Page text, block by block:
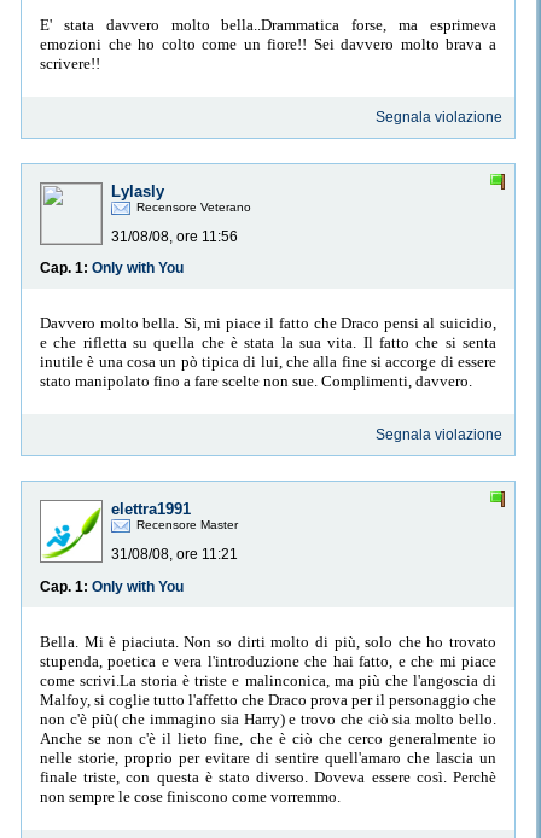
E' stata davvero molto bella..Drammatica forse, ma esprimeva
emozioni che ho colto come un fiore!! Sei davvero molto brava a
scrivere!!
Segnala violazione
Lylasly
Recensore Veterano
31/08/08, ore 11:56
Cap. 1: Only with You
Davvero molto bella. Sì, mi piace il fatto che Draco pensi al suicidio,
e che rifletta su quella che è stata la sua vita. Il fatto che si senta
inutile è una cosa un pò tipica di lui, che alla fine si accorge di essere
stato manipolato fino a fare scelte non sue. Complimenti, davvero.
Segnala violazione
elettra1991
Recensore Master
31/08/08, ore 11:21
Cap. 1: Only with You
Bella. Mi è piaciuta. Non so dirti molto di più, solo che ho trovato
stupenda, poetica e vera l'introduzione che hai fatto, e che mi piace
come scrivi.La storia è triste e malinconica, ma più che l'angoscia di
Malfoy, si coglie tutto l'affetto che Draco prova per il personaggio che
non c'è più( che immagino sia Harry) e trovo che ciò sia molto bello.
Anche se non c'è il lieto fine, che è ciò che cerco generalmente io
nelle storie, proprio per evitare di sentire quell'amaro che lascia un
finale triste, con questa è stato diverso. Doveva essere così. Perchè
non sempre le cose finiscono come vorremmo.